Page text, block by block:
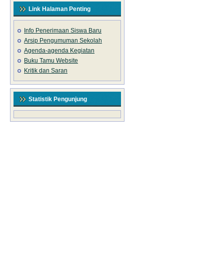
Link Halaman Penting
Info Penerimaan Siswa Baru
Arsip Pengumuman Sekolah
Agenda-agenda Kegiatan
Buku Tamu Website
Kritik dan Saran
Statistik Pengunjung